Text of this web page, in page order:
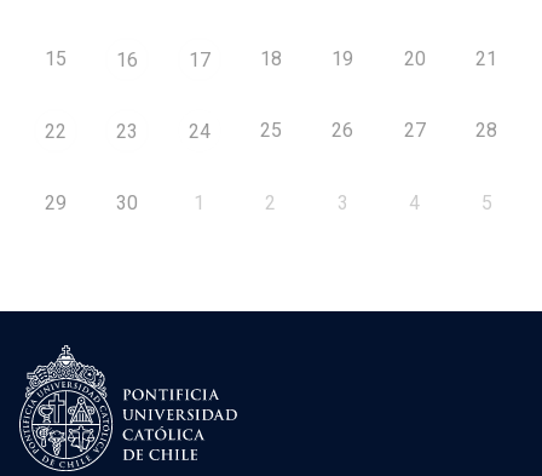
15 16 17 18 19 20 21
22 23 24 25 26 27 28
29 30 1 2 3 4 5